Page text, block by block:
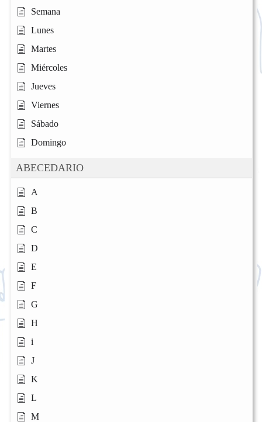
Semana
Lunes
Martes
Miércoles
Jueves
Viernes
Sábado
Domingo
ABECEDARIO
A
B
C
D
E
F
G
H
i
J
K
L
M